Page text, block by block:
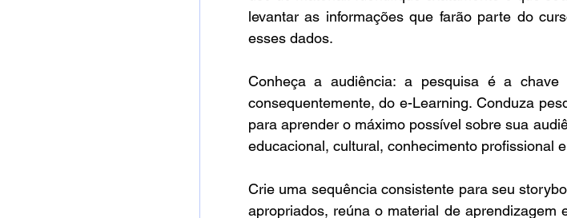
levantar as informações que farão parte do
esses dados.
Conheça a audiência: a pesquisa é a
consequentemente, do e-Learning. Conduza
para aprender o máximo possível sobre sua
educacional, cultural, conhecimento profissional
Crie uma sequência consistente para seu
apropriados, reúna o material de aprendizagem